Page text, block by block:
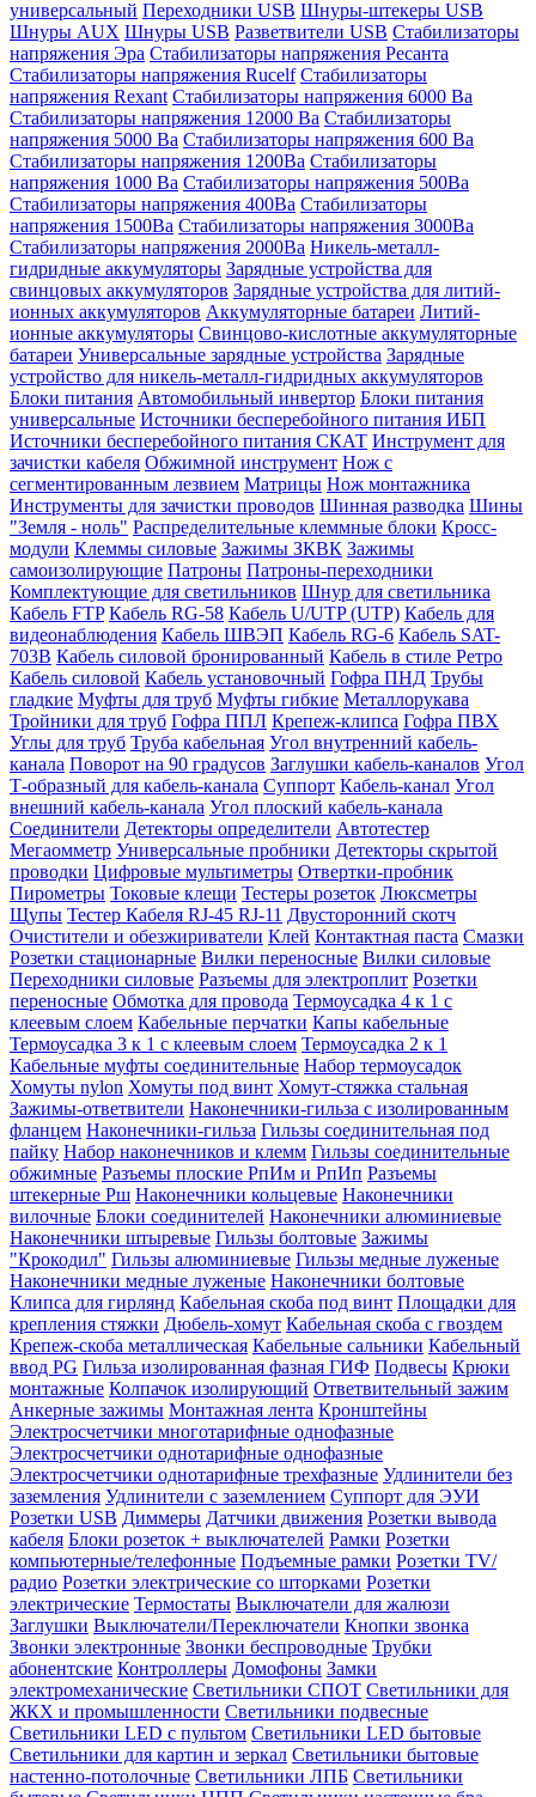
универсальный Переходники USB Шнуры-штекеры USB
Шнуры AUX Шнуры USB Разветвители USB Стабилизаторы
напряжения Эра Стабилизаторы напряжения Ресанта
Cтабилизаторы напряжения Rucelf Cтабилизаторы
напряжения Rexant Стабилизаторы напряжения 6000 Ва
Стабилизаторы напряжения 12000 Ва Стабилизаторы
напряжения 5000 Ва Стабилизаторы напряжения 600 Ва
Стабилизаторы напряжения 1200Ва Стабилизаторы
напряжения 1000 Ва Стабилизаторы напряжения 500Ва
Стабилизаторы напряжения 400Ва Стабилизаторы
напряжения 1500Ва Стабилизаторы напряжения 3000Ва
Стабилизаторы напряжения 2000Ва Никель-металл-
гидридные аккумуляторы Зарядные устройства для
свинцовых аккумуляторов Зарядные устройства для литий-
ионных аккумуляторов Аккумуляторные батареи Литий-
ионные аккумуляторы Свинцово-кислотные аккумуляторные
батареи Универсальные зарядные устройства Зарядные
устройство для никель-металл-гидридных аккумуляторов
Блоки питания Автомобильный инвертор Блоки питания
универсальные Источники бесперебойного питания ИБП
Источники бесперебойного питания СКАТ Инструмент для
зачистки кабеля Обжимной инструмент Нож с
сегментированным лезвием Матрицы Нож монтажника
Инструменты для зачистки проводов Шинная разводка Шины
"Земля - ноль" Распределительные клеммные блоки Кросс-
модули Клеммы силовые Зажимы ЗКВК Зажимы
самоизолирующие Патроны Патроны-переходники
Комплектующие для светильников Шнур для светильника
Кабель FTP Кабель RG-58 Кабель U/UTP (UTP) Кабель для
видеонаблюдения Кабель ШВЭП Кабель RG-6 Кабель SAT-
703B Кабель силовой бронированный Кабель в стиле Ретро
Кабель силовой Кабель установочный Гофра ПНД Трубы
гладкие Муфты для труб Муфты гибкие Металлорукава
Тройники для труб Гофра ППЛ Крепеж-клипса Гофра ПВХ
Углы для труб Труба кабельная Угол внутренний кабель-
канала Поворот на 90 градусов Заглушки кабель-каналов Угол
Т-образный для кабель-канала Суппорт Кабель-канал Угол
внешний кабель-канала Угол плоский кабель-канала
Соединители Детекторы определители Автотестер
Мегаомметр Универсальные пробники Детекторы скрытой
проводки Цифровые мультиметры Отвертки-пробник
Пирометры Токовые клещи Тестеры розеток Люксметры
Щупы Тестер Кабеля RJ-45 RJ-11 Двусторонний скотч
Очистители и обезжириватели Клей Контактная паста Смазки
Розетки стационарные Вилки переносные Вилки силовые
Переходники силовые Разъемы для электроплит Розетки
переносные Обмотка для провода Термоусадка 4 к 1 с
клеевым слоем Кабельные перчатки Капы кабельные
Термоусадка 3 к 1 с клеевым слоем Термоусадка 2 к 1
Кабельные муфты соединительные Набор термоусадок
Хомуты nylon Хомуты под винт Хомут-стяжка стальная
Зажимы-ответвители Наконечники-гильза с изолированным
фланцем Наконечники-гильза Гильзы соединительная под
пайку Набор наконечников и клемм Гильзы соединительные
обжимные Разъемы плоские РпИм и РпИп Разъемы
штекерные Рш Наконечники кольцевые Наконечники
вилочные Блоки соединителей Наконечники алюминиевые
Наконечники штыревые Гильзы болтовые Зажимы
"Крокодил" Гильзы алюминиевые Гильзы медные луженые
Наконечники медные луженые Наконечники болтовые
Клипса для гирлянд Кабельная скоба под винт Площадки для
крепления стяжки Дюбель-хомут Кабельная скоба с гвоздем
Крепеж-скоба металлическая Кабельные сальники Кабельный
ввод PG Гильза изолированная фазная ГИФ Подвесы Крюки
монтажные Колпачок изолирующий Ответвительный зажим
Анкерные зажимы Монтажная лента Кронштейны
Электросчетчики многотарифные однофазные
Электросчетчики однотарифные однофазные
Электросчетчики однотарифные трехфазные Удлинители без
заземления Удлинители с заземлением Суппорт для ЭУИ
Розетки USB Диммеры Датчики движения Розетки вывода
кабеля Блоки розеток + выключателей Рамки Розетки
компьютерные/телефонные Подъемные рамки Розетки TV/
радио Розетки электрические со шторками Розетки
электрические Термостаты Выключатели для жалюзи
Заглушки Выключатели/Переключатели Кнопки звонка
Звонки электронные Звонки беспроводные Трубки
абонентские Контроллеры Домофоны Замки
электромеханические Светильники СПОТ Светильники для
ЖКХ и промышленности Светильники подвесные
Светильники LED с пультом Светильники LED бытовые
Светильники для картин и зеркал Светильники бытовые
настенно-потолочные Светильники ЛПБ Светильники